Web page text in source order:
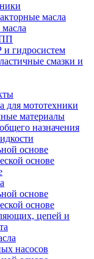
масла
гидросистем
смазки и
для мототехники
материалы
назначения
основе
основе
основе
основе
цепей и
насосов